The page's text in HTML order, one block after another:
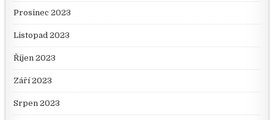
Prosinec 2023
Listopad 2023
Říjen 2023
Září 2023
Srpen 2023